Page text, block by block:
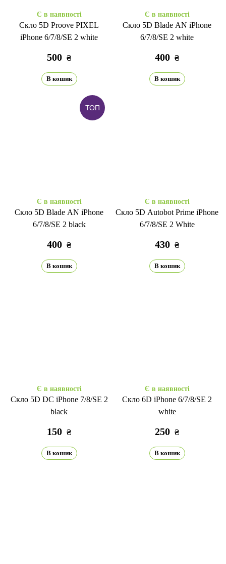
Є в наявності
Скло 5D Proove PIXEL
iPhone 6/7/8/SE 2 white
500 ₴
В кошик
Є в наявності
Скло 5D Blade AN iPhone
6/7/8/SE 2 white
400 ₴
В кошик
Є в наявності
Скло 5D Blade AN iPhone
6/7/8/SE 2 black
400 ₴
В кошик
ТОП
Є в наявності
Скло 5D Autobot Prime iPhone
6/7/8/SE 2 White
430 ₴
В кошик
Є в наявності
Скло 5D DC iPhone 7/8/SE 2
black
150 ₴
В кошик
Є в наявності
Скло 6D iPhone 6/7/8/SE 2
white
250 ₴
В кошик